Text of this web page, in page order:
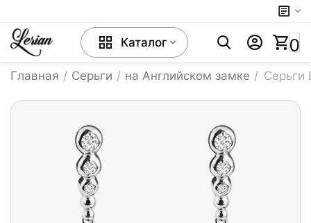
Каталог 0
Главная / Серьги / на Английском замке /